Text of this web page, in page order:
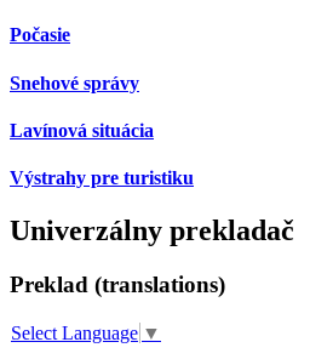
Počasie
Snehové správy
Lavínová situácia
Výstrahy pre turistiku
Univerzálny prekladač
Preklad (translations)
Select Language ▼